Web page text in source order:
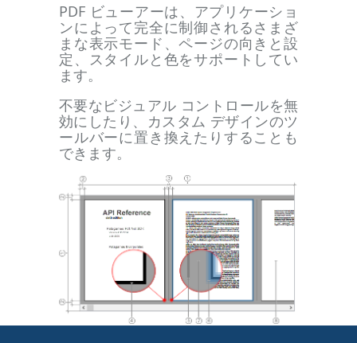
PDF ビューアーは、アプリケーショ
ンによって完全に制御されるさまざ
まな表示モード、ページの向きと設
定、スタイルと色をサポートしてい
ます。
不要なビジュアル コントロールを無
効にしたり、カスタム デザインのツ
ールバーに置き換えたりすることも
できます。